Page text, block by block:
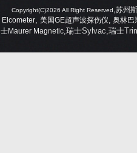
Copyright(C)2026 All Right Reserved,苏州
Elcometer, 美国GE超声波探伤仪, 奥林巴
士Maurer Magnetic,瑞士Sylvac,瑞士